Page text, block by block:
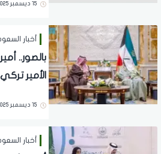
15 ديسمبر 2025 | 02:54 مساءً
أخبار
بالصور..
الأمير
15 ديسمبر 2025 | 01:56 مساءً
أخبار